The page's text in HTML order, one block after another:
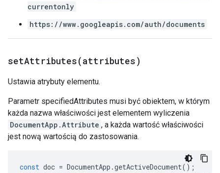
currentonly
https://www.googleapis.com/auth/documents
setAttributes(attributes)
Ustawia atrybuty elementu.
Parametr specifiedAttributes musi być obiektem, w którym
każda nazwa właściwości jest elementem wyliczenia
DocumentApp.Attribute , a każda wartość właściwości
jest nową wartością do zastosowania.
const doc = DocumentApp .getActiveDocument();